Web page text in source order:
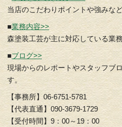
当店のこだわりポイントや強みな
■業務内容>>
森塗装工芸が主に対応している業
■ブログ>>
現場からのレポートやスタッフブ
す。
【事務所】06-6751-5781
【代表直通】090-3679-1729
【受付時間】9：00～19：00